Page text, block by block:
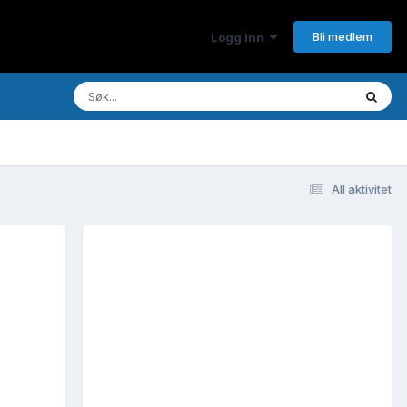
Logg inn Bli medlem
All aktivitet